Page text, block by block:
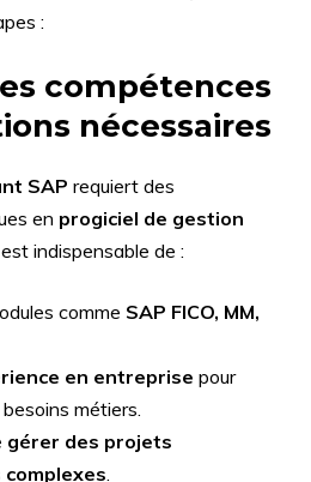
:
compétences
nécessaires
SAP requiert des
en progiciel de gestion
est indispensable de :
comme SAP FICO, MM,
en entreprise pour
métiers.
gérer des projets
.